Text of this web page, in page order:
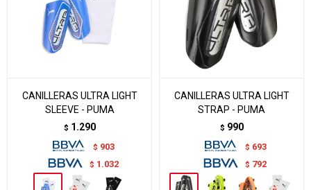
CANILLERAS ULTRA LIGHT
SLEEVE - PUMA
$ 1.290
$ 903
$ 1.032
CANILLERAS ULTRA LIGHT
STRAP - PUMA
$ 990
$ 693
$ 792